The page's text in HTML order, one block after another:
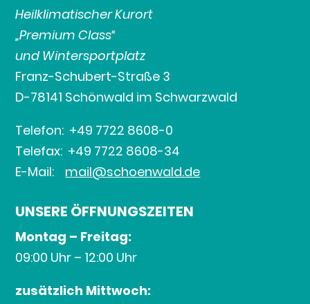
Heilklimatischer Kurort
„Premium Class“
und Wintersportplatz
Franz-Schubert-Straße 3
D-78141 Schönwald im Schwarzwald
Telefon: +49 7722 8608-0
Telefax: +49 7722 8608-34
E-Mail: mail@schoenwald.de
UNSERE ÖFFNUNGSZEITEN
Montag – Freitag:
09:00 Uhr – 12:00 Uhr
zusätzlich Mittwoch: